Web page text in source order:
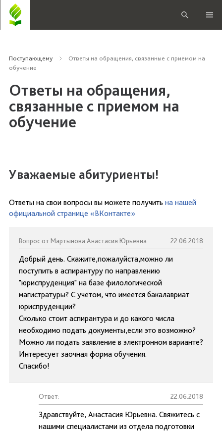
Поступающему
Ответы на обращения, связанные с приемом на
обучение
Ответы на обращения,
связанные с приемом на
обучение
Уважаемые абитуриенты!
Ответы на свои вопросы вы можете получить на нашей
официальной странице «ВКонтакте»
Вопрос от Мартынова Анастасия Юрьевна 22.06.2018
Добрый день. Скажите,пожалуйста,можно ли
поступить в аспирантуру по направлению
"юриспруденция" на базе филологической
магистратуры? С учетом, что имеется бакалавриат
юриспруденции?
Сколько стоит аспирантура и до какого числа
необходимо подать документы,если это возможно?
Можно ли подать заявление в электронном варианте?
Интересует заочная форма обучения.
Спасибо!
Ответ: 22.06.2018
Здравствуйте, Анастасия Юрьевна. Свяжитесь с
нашими специалистами из отдела подготовки